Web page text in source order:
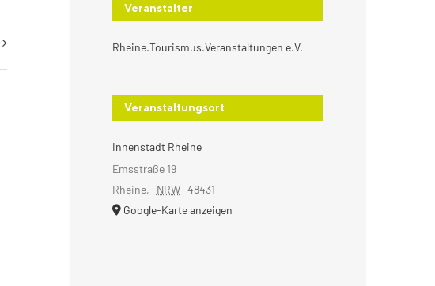
Veranstalter
Rheine.Tourismus.Veranstaltungen e.V.
Veranstaltungsort
Innenstadt Rheine
Emsstraße 19
Rheine, NRW 48431
Google-Karte anzeigen